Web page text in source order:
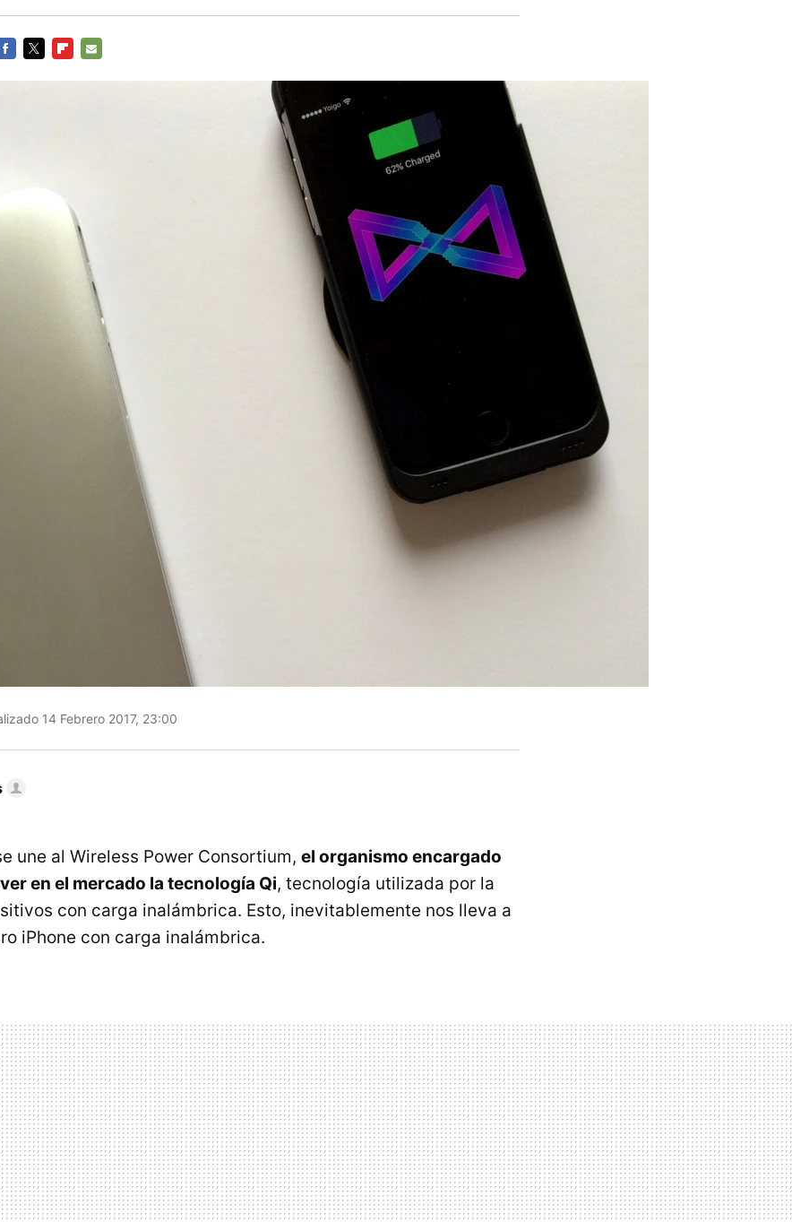
14 Febrero 2017, 23:00
une al Wireless Power Consortium, el organismo encargado
en el mercado la tecnología Qi, tecnología utilizada por la
con carga inalámbrica. Esto, inevitablemente nos lleva a
iPhone con carga inalámbrica.